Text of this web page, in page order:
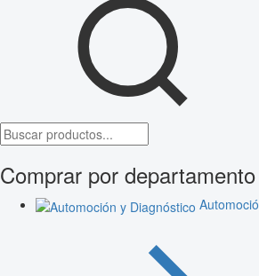
Comprar por departamento